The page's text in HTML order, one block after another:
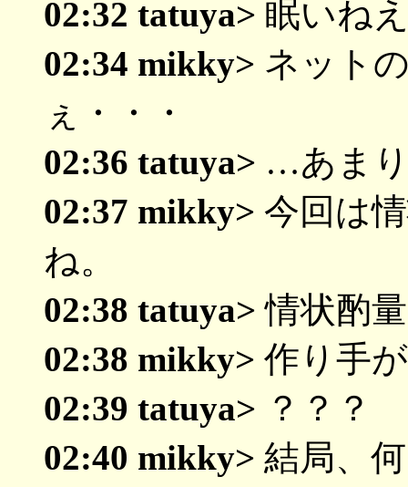
02:32 tatuya> 眠いね
02:34 mikky> ネット
ぇ・・・
02:36 tatuya> …あま
02:37 mikky> 今回は
ね。
02:38 tatuya> 情状酌
02:38 mikky> 作り手
02:39 tatuya> ？？？
02:40 mikky> 結局、